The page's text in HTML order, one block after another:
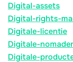
Digital-assets
Digital-rights-
Digitale-licentie
Digitale-
Digitale-